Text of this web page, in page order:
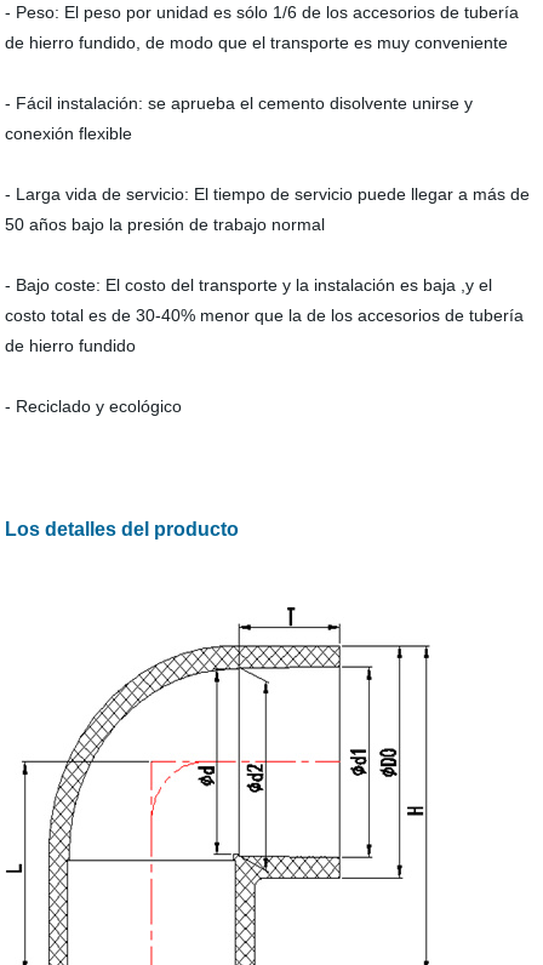
- Peso: El peso por unidad es sólo 1/6 de los accesorios de tubería
de hierro fundido, de modo que el transporte es muy conveniente
- Fácil instalación: se aprueba el cemento disolvente unirse y
conexión flexible
- Larga vida de servicio: El tiempo de servicio puede llegar a más de
50 años bajo la presión de trabajo normal
- Bajo coste: El costo del transporte y la instalación es baja ,y el
costo total es de 30-40% menor que la de los accesorios de tubería
de hierro fundido
- Reciclado y ecológico
Los detalles del producto